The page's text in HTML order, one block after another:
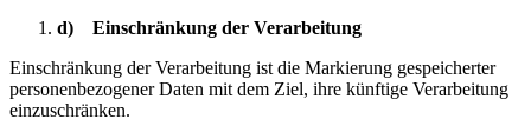
d) Einschränkung der Verarbeitung
Einschränkung der Verarbeitung ist die Markierung gespeicherter
personenbezogener Daten mit dem Ziel, ihre künftige Verarbeitung
einzuschränken.